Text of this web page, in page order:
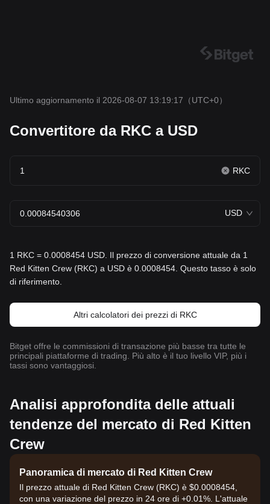
Ultimo aggiornamento il 2026-08-07 13:19:17 （UTC+0）
Convertitore da RKC a USD
RKC
USD
1 RKC = 0.0008454 USD. Il prezzo di conversione attuale da 1
Red Kitten Crew (RKC) a USD è 0.0008454. Questo tasso è solo
di riferimento.
Altri calcolatori dei prezzi di RKC
Bitget offre le commissioni di transazione più basse tra tutte le
principali piattaforme di trading. Più alto è il tuo livello VIP, più i
tassi sono vantaggiosi.
Analisi approfondita delle attuali
tendenze del mercato di Red Kitten
Crew
Panoramica di mercato di Red Kitten Crew
Il prezzo attuale di Red Kitten Crew (RKC) è $0.0008454,
con una variazione del prezzo in 24 ore di +0.01%. L'attuale